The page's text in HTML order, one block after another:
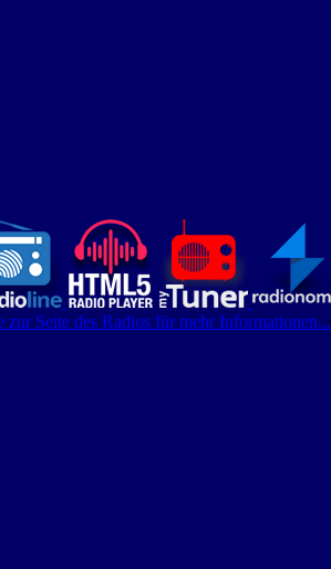
zur Seite des Radios für mehr Informationen...